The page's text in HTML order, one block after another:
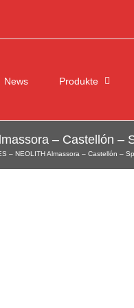
News Produkte
– Castellón –
– NEOLITH Almassora – Castellón –